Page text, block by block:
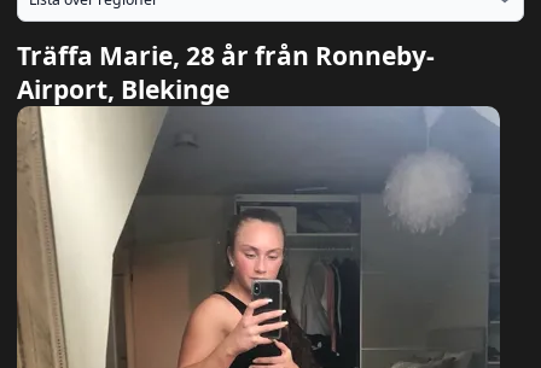
Träffa Marie, 28 år från Ronneby-
Airport, Blekinge